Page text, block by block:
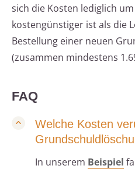
sich die Kosten lediglich
kostengünstiger ist als die
Bestellung einer neuen
(zusammen mindestens
FAQ
Welche Kosten
In unserem Beispiel